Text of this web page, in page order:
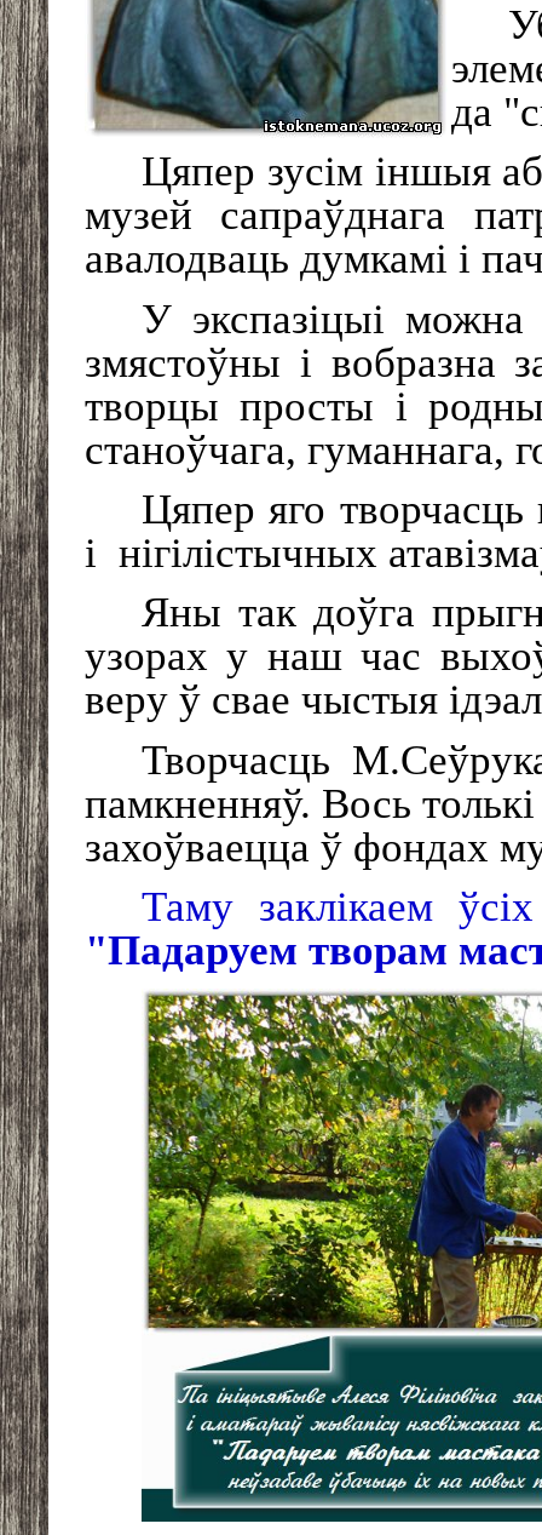
да
Цяпер зусім іншыя
музей сапраўднага
авалодваць думкамі і
У экспазіцыі
змястоўны і вобразна
творцы просты і
станоўчага, гуманнага,
Цяпер яго
і нігілістычных
Яны так доўга
узорах у наш час
веру ў свае чыстыя
Творчасць
памкненняў. Вось
захоўваецца ў фондах
Таму заклікаем
"Падаруем творам